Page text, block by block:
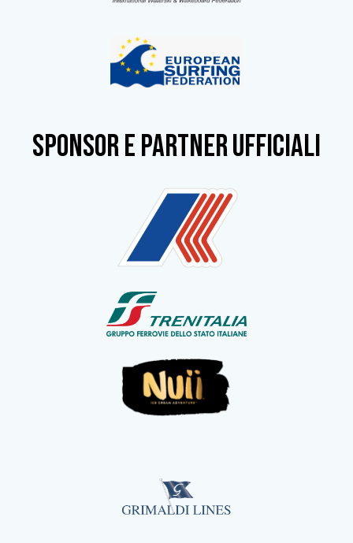
SPONSOR e partner ufficiali